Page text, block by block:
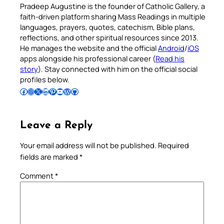
Pradeep Augustine is the founder of Catholic Gallery, a
faith-driven platform sharing Mass Readings in multiple
languages, prayers, quotes, catechism, Bible plans,
reflections, and other spiritual resources since 2013.
He manages the website and the officialAndroid/iOS
apps alongside his professional career (Read his
story). Stay connected with him on the official social
profiles below.
Follow Pradeep on Facebook Follow Pradeep on InstagramFollow Pradeep on X Follow Pradeep on LinkedIn Follow Pradeep on Pinterest Subscribe to Pradeep’s Youtube Channel Follow Pradeep on WordPress Follow Pradeep on GitHub
Leave a Reply
Your email address will not be published. Required
fields are marked *
Comment*